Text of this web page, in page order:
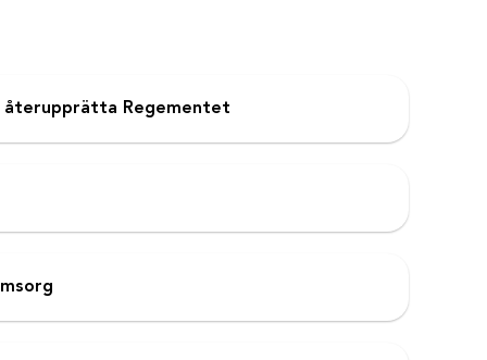
återupprätta Regementet